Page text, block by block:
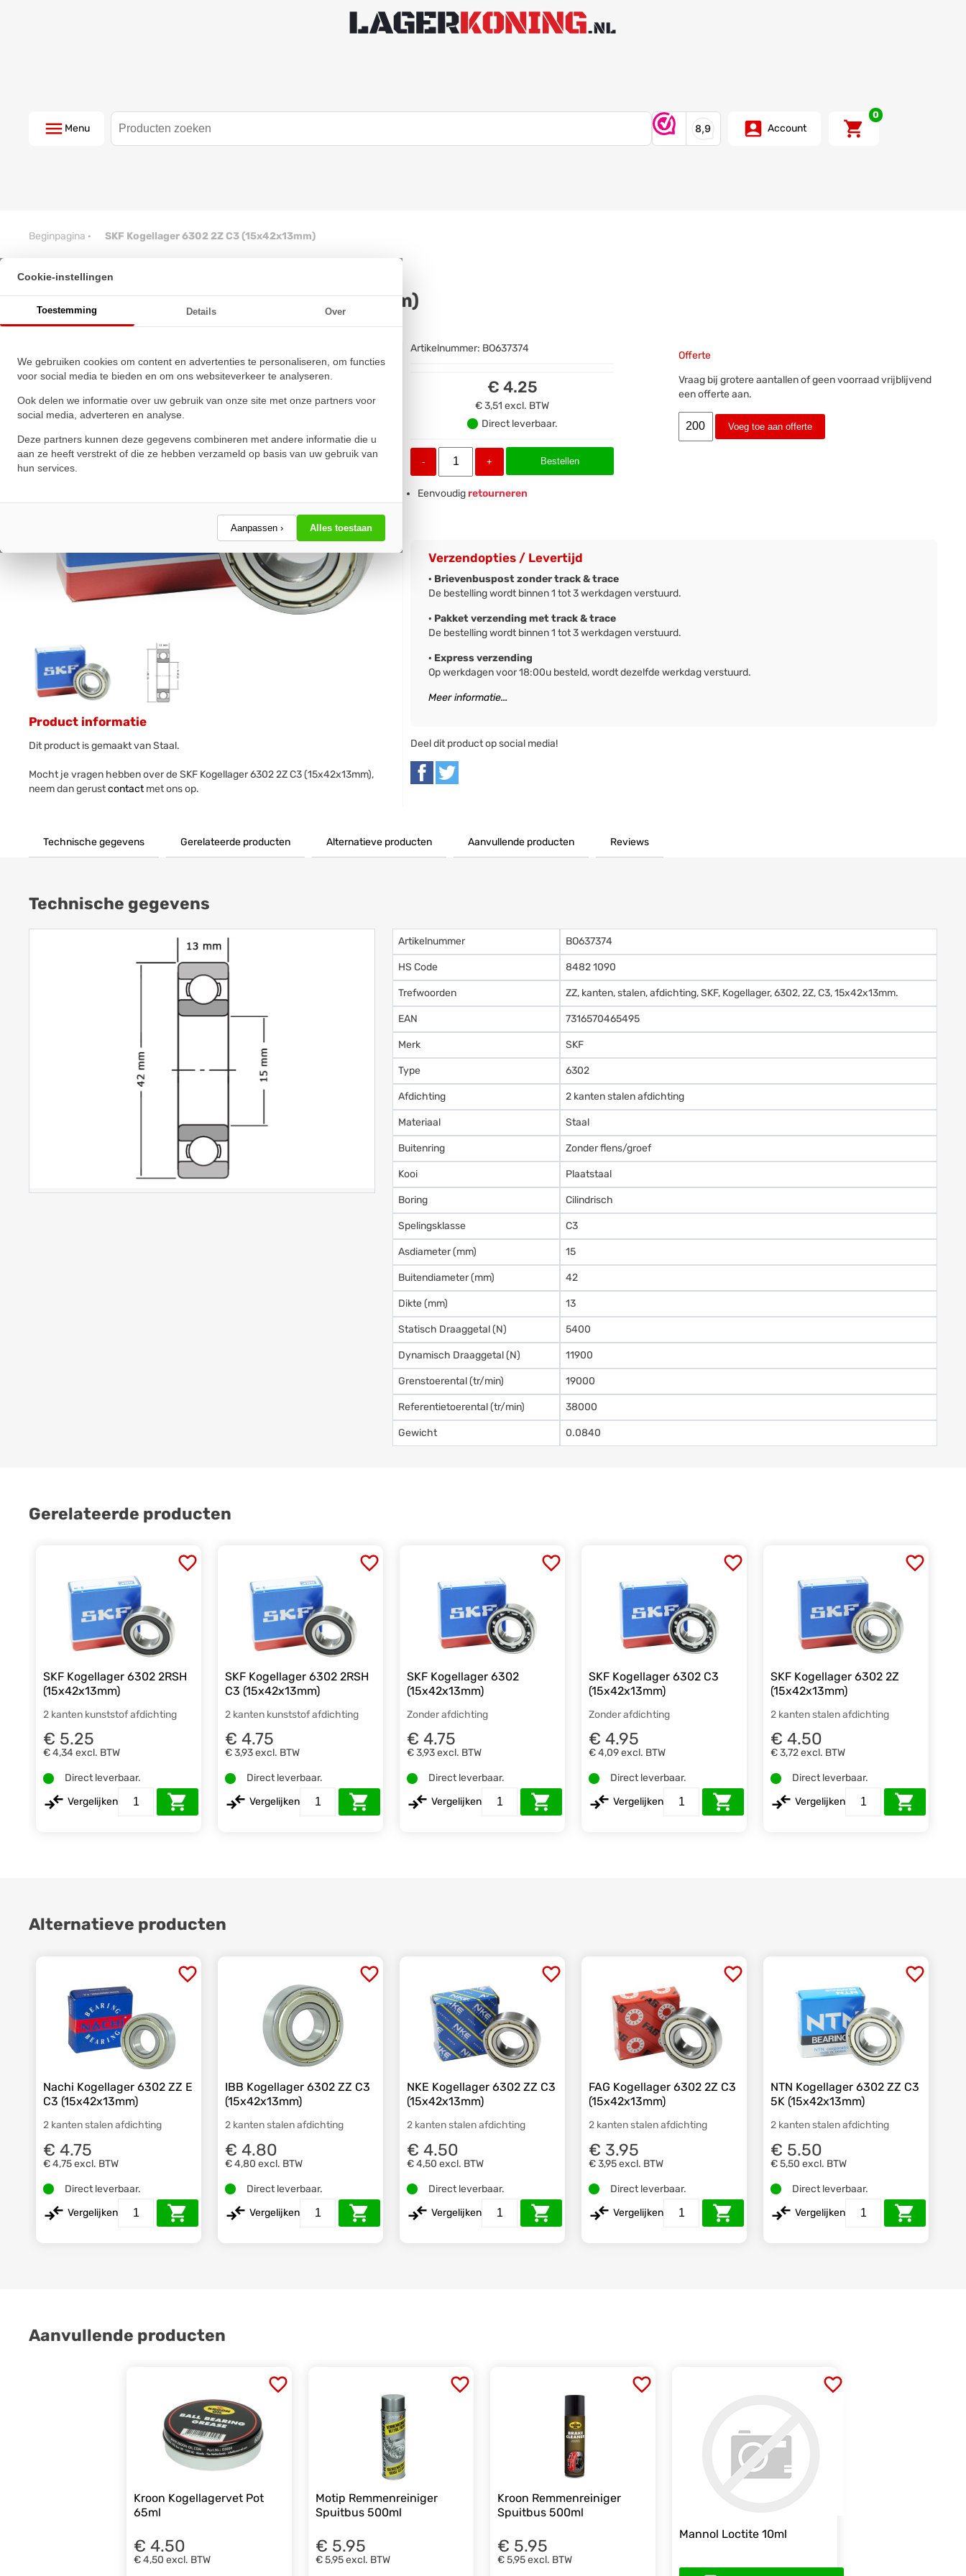
Menu Account
0
Beginpagina · SKF Kogellager 6302 2Z C3 (15x42x13mm)
Cookie-instellingen
Toestemming Details Over
We gebruiken cookies om content en advertenties te personaliseren, om functies
voor social media te bieden en om ons websiteverkeer te analyseren.
Ook delen we informatie over uw gebruik van onze site met onze partners voor
social media, adverteren en analyse.
Deze partners kunnen deze gegevens combineren met andere informatie die u
aan ze heeft verstrekt of die ze hebben verzameld op basis van uw gebruik van
hun services.
Aanpassen › Alles toestaan
SKF Kogellager 6302 2Z C3 (15x42x13mm)
★★★★★
★★★★★
Product informatie
Dit product is gemaakt van Staal.
Mocht je vragen hebben over de SKF Kogellager 6302 2Z C3 (15x42x13mm),
neem dan gerustcontactmet ons op.
Artikelnummer: BO637374
€ 4.25
€ 3,51 excl. BTW
Direct leverbaar.
- + Bestellen
Eenvoudigretourneren
Offerte
Vraag bij grotere aantallen of geen voorraad vrijblijvend
een offerte aan.
Voeg toe aan offerte
Verzendopties / Levertijd
· Brievenbuspost zonder track & trace
De bestelling wordt binnen 1 tot 3 werkdagen verstuurd.
· Pakket verzending met track & trace
De bestelling wordt binnen 1 tot 3 werkdagen verstuurd.
· Express verzending
Op werkdagen voor 18:00u besteld, wordt dezelfde werkdag verstuurd.
Meer informatie...
Deel dit product op social media!
Technische gegevens Gerelateerde producten Alternatieve producten Aanvullende producten Reviews
Technische gegevens
Artikelnummer BO637374
HS Code 8482 1090
Trefwoorden ZZ, kanten, stalen, afdichting, SKF, Kogellager, 6302, 2Z, C3, 15x42x13mm.
EAN 7316570465495
Merk SKF
Type 6302
Afdichting 2 kanten stalen afdichting
Materiaal Staal
Buitenring Zonder flens/groef
Kooi Plaatstaal
Boring Cilindrisch
Spelingsklasse C3
Asdiameter (mm) 15
Buitendiameter (mm) 42
Dikte (mm) 13
Statisch Draaggetal (N) 5400
Dynamisch Draaggetal (N) 11900
Grenstoerental (tr/min) 19000
Referentietoerental (tr/min) 38000
Gewicht 0.0840
Gerelateerde producten
SKF Kogellager 6302 2RSH
(15x42x13mm)
2 kanten kunststof afdichting
€ 5.25
€ 4,34 excl. BTW
Direct leverbaar.
Vergelijken
SKF Kogellager 6302 2RSH
C3 (15x42x13mm)
2 kanten kunststof afdichting
€ 4.75
€ 3,93excl. BTW
Direct leverbaar.
Vergelijken
SKF Kogellager 6302
(15x42x13mm)
Zonder afdichting
€ 4.75
€ 3,93excl. BTW
Direct leverbaar.
Vergelijken
SKF Kogellager 6302 C3
(15x42x13mm)
Zonder afdichting
€ 4.95
€ 4,09excl. BTW
Direct leverbaar.
Vergelijken
SKF Kogellager 6302 2Z
(15x42x13mm)
2 kanten stalen afdichting
€ 4.50
€ 3,72excl. BTW
Direct leverbaar.
Vergelijken
Alternatieve producten
Nachi Kogellager 6302 ZZ E
C3 (15x42x13mm)
2 kanten stalen afdichting
€ 4.75
€ 4,75excl. BTW
Direct leverbaar.
Vergelijken
IBB Kogellager 6302 ZZ C3
(15x42x13mm)
2 kanten stalen afdichting
€ 4.80
€ 4,80 excl. BTW
Direct leverbaar.
Vergelijken
NKE Kogellager 6302 ZZ C3
(15x42x13mm)
2 kanten stalen afdichting
€ 4.50
€ 4,50 excl. BTW
Direct leverbaar.
Vergelijken
FAG Kogellager 6302 2Z C3
(15x42x13mm)
2 kanten stalen afdichting
€ 3.95
€ 3,95excl. BTW
Direct leverbaar.
Vergelijken
NTN Kogellager 6302 ZZ C3
5K (15x42x13mm)
2 kanten stalen afdichting
€ 5.50
€ 5,50 excl. BTW
Direct leverbaar.
Vergelijken
Aanvullende producten
Kroon Kogellagervet Pot
65ml
€ 4.50
€ 4,50 excl. BTW
Motip Remmenreiniger
Spuitbus 500ml
€ 5.95
€ 5,95excl. BTW
Kroon Remmenreiniger
Spuitbus 500ml
€ 5.95
€ 5,95excl. BTW
Mannol Loctite 10ml